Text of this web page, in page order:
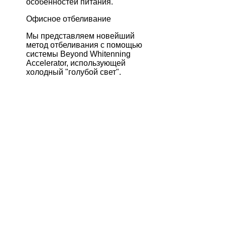
Офисное отбеливание
Мы представляем новейший
метод отбеливания с помощью
системы Beyond Whitenning
Accelerator, использующей
холодный "голубой свет".